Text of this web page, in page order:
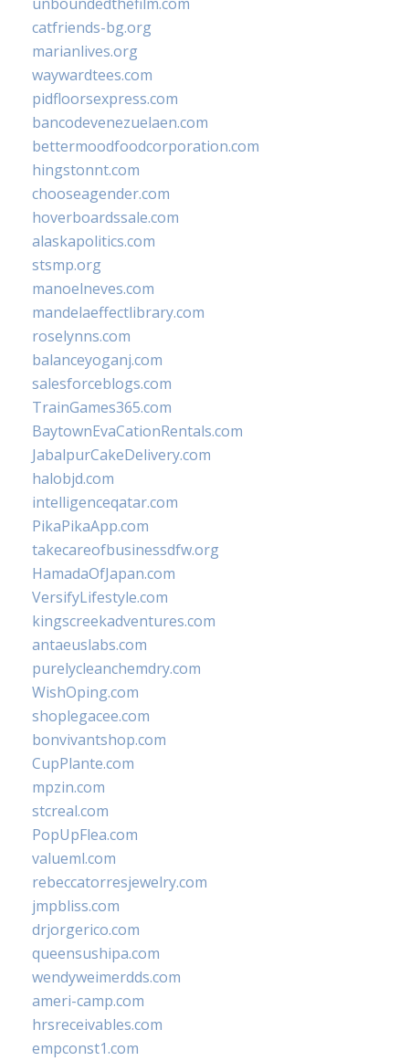
catfriends-bg.org
marianlives.org
waywardtees.com
pidfloorsexpress.com
bancodevenezuelaen.com
bettermoodfoodcorporation.com
hingstonnt.com
chooseagender.com
hoverboardssale.com
alaskapolitics.com
stsmp.org
manoelneves.com
mandelaeffectlibrary.com
roselynns.com
balanceyoganj.com
salesforceblogs.com
TrainGames365.com
BaytownEvaCationRentals.com
JabalpurCakeDelivery.com
halobjd.com
intelligenceqatar.com
PikaPikaApp.com
takecareofbusinessdfw.org
HamadaOfJapan.com
VersifyLifestyle.com
kingscreekadventures.com
antaeuslabs.com
purelycleanchemdry.com
WishOping.com
shoplegacee.com
bonvivantshop.com
CupPlante.com
mpzin.com
stcreal.com
PopUpFlea.com
valueml.com
rebeccatorresjewelry.com
jmpbliss.com
drjorgerico.com
queensushipa.com
wendyweimerdds.com
ameri-camp.com
hrsreceivables.com
empconst1.com